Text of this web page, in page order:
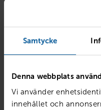
Samtycke
Denna webbplats
Vi använder
innehållet och